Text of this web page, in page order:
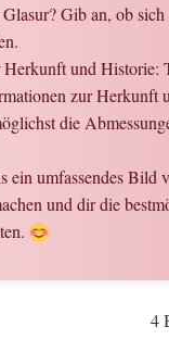
Gib an, ob
und Historie:
zur Herkunft
die
ein umfassendes Bild
und dir die
4